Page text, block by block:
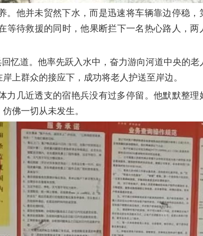
他并未贸然下水，而是迅速将车辆靠边停稳，
等待救援的同时，他果断拦下一名热心路人，两
忆道。他率先跃入水中，奋力游向河道中央的老
上群众的接应下，成功将老人护送至岸边。
几近透支的宿艳兵没有过多停留。他默默整理
佛一切从未发生。